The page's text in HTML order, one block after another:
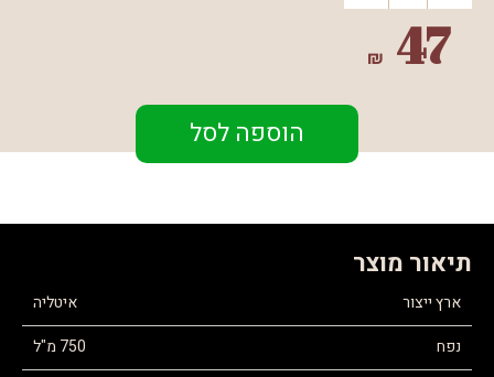
47
₪
הוספה לסל
תיאור מוצר
ארץ ייצור
איטליה
נפח
750 מ"ל